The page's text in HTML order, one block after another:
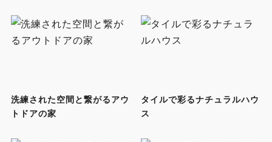
洗練された空間と繋がるアウ
トドアの家
タイルで彩るナチュラルハウ
ス